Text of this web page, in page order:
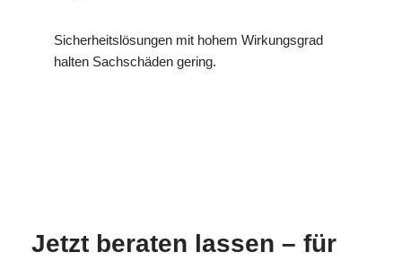
Sicherheitslösungen mit hohem Wirkungsgrad
halten Sachschäden gering.
Jetzt beraten lassen – für